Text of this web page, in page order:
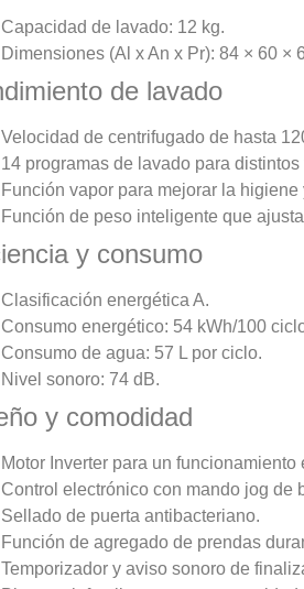
Capacidad de lavado: 12 kg.
Dimensiones (Al x An x Pr): 84 × 60 ×
de lavado
Velocidad de centrifugado de hasta
14 programas de lavado para
Función vapor para mejorar la higiene
Función de peso inteligente que
y consumo
Clasificación energética A.
Consumo energético: 54 kWh/100
Consumo de agua: 57 L por ciclo.
Nivel sonoro: 74 dB.
y comodidad
Motor Inverter para un funcionamiento
Control electrónico con mando jog de
Sellado de puerta antibacteriano.
Función de agregado de prendas
Temporizador y aviso sonoro de